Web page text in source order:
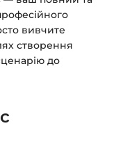
вивчите
створення
до